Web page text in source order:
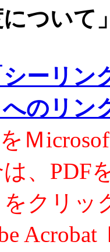
ついて
ーリン
のリン
Ｍ
、PDF
クリッ